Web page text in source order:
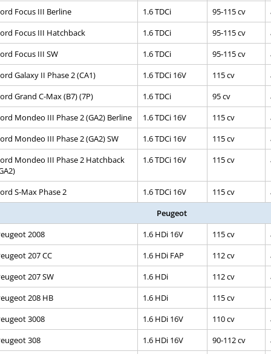
Focus III Berline
1.6 TDCi 95-115 cv
Focus III Hatchback
1.6 TDCi 95-115 cv
Focus III SW
1.6 TDCi 95-115 cv
Galaxy II Phase 2 (CA1)
1.6 TDCi 16V 115 cv
Grand C-Max (B7) (7P)
1.6 TDCi 95 cv
Mondeo III Phase 2 (GA2) Berline
1.6 TDCi 16V 115 cv
Mondeo III Phase 2 (GA2) SW
1.6 TDCi 16V 115 cv
Mondeo III Phase 2 Hatchback
1.6 TDCi 16V 115 cv
S-Max Phase 2 1.6 TDCi 16V 115 cv
Peugeot
2008
1.6 HDi 16V 115 cv
207 CC
1.6 HDi FAP 112 cv
207 SW
1.6 HDi 112 cv
208 HB
1.6 HDi 115 cv
3008
1.6 HDi 16V 110 cv
308
1.6 HDi 16V 90-112 cv